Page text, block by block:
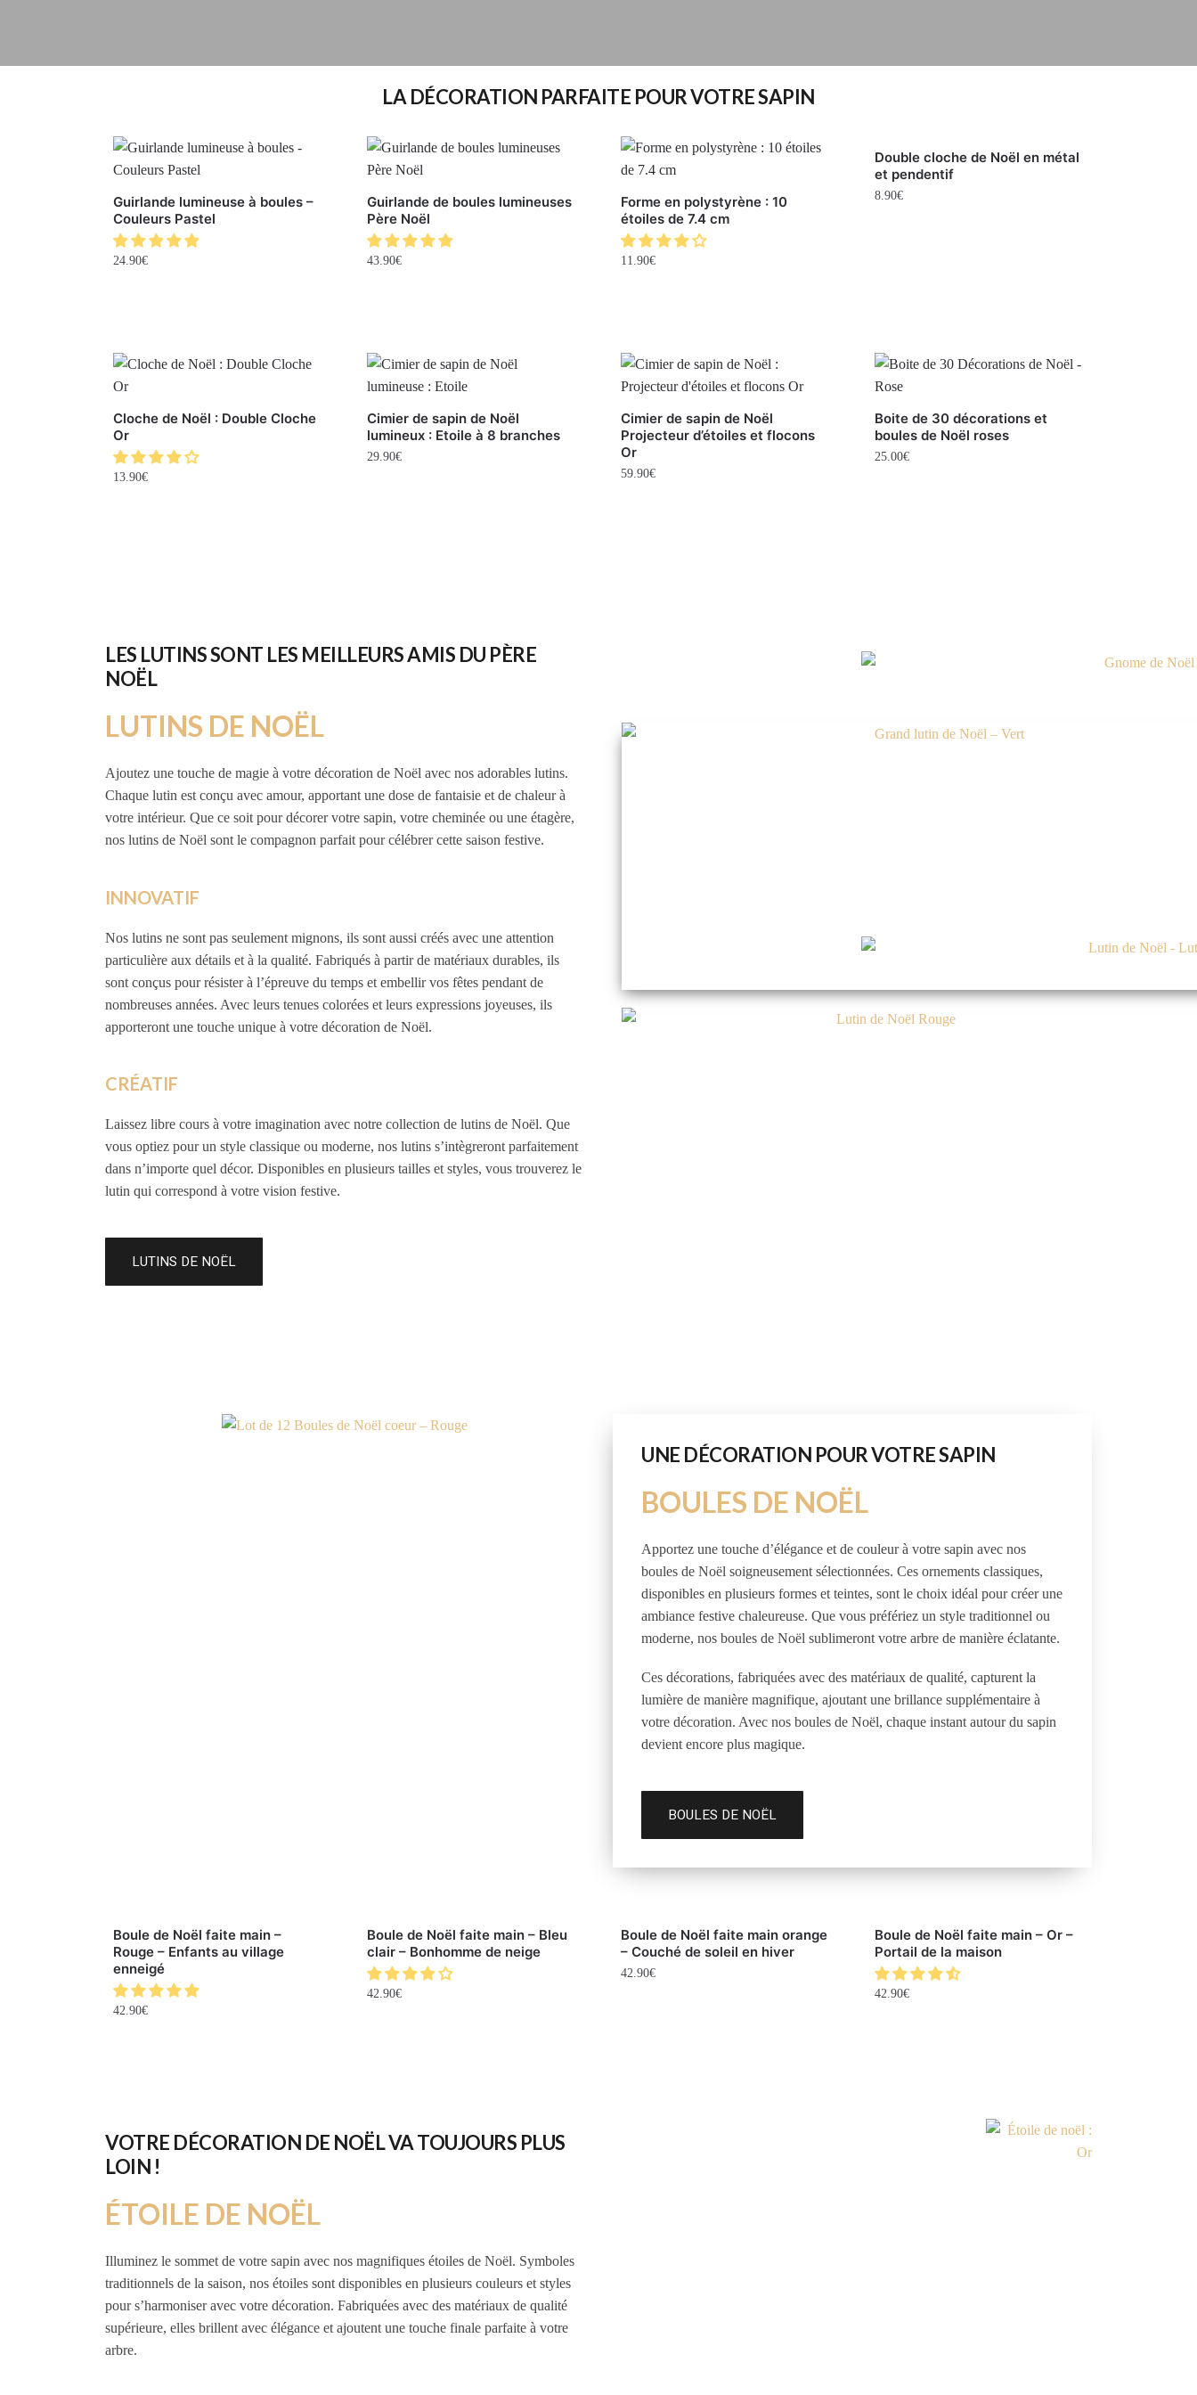
LA DÉCORATION PARFAITE POUR VOTRE SAPIN
Guirlande lumineuse à boules –
Couleurs Pastel
24.90€
Guirlande de boules lumineuses
Père Noël
43.90€
Forme en polystyrène : 10
étoiles de 7.4 cm
11.90€
Double cloche de Noël en métal
et pendentif
8.90€
Cloche de Noël : Double Cloche
Or
13.90€
Cimier de sapin de Noël
lumineux : Etoile à 8 branches
29.90€
Cimier de sapin de Noël
Projecteur d’étoiles et flocons
Or
59.90€
Boite de 30 décorations et
boules de Noël roses
25.00€
LES LUTINS SONT LES MEILLEURS AMIS DU PÈRE
NOËL
LUTINS DE NOËL
Ajoutez une touche de magie à votre décoration de Noël avec nos adorables lutins.
Chaque lutin est conçu avec amour, apportant une dose de fantaisie et de chaleur à
votre intérieur. Que ce soit pour décorer votre sapin, votre cheminée ou une étagère,
nos lutins de Noël sont le compagnon parfait pour célébrer cette saison festive.
INNOVATIF
Nos lutins ne sont pas seulement mignons, ils sont aussi créés avec une attention
particulière aux détails et à la qualité. Fabriqués à partir de matériaux durables, ils
sont conçus pour résister à l’épreuve du temps et embellir vos fêtes pendant de
nombreuses années. Avec leurs tenues colorées et leurs expressions joyeuses, ils
apporteront une touche unique à votre décoration de Noël.
CRÉATIF
Laissez libre cours à votre imagination avec notre collection de lutins de Noël. Que
vous optiez pour un style classique ou moderne, nos lutins s’intègreront parfaitement
dans n’importe quel décor. Disponibles en plusieurs tailles et styles, vous trouverez le
lutin qui correspond à votre vision festive.
LUTINS DE NOËL
UNE DÉCORATION POUR VOTRE SAPIN
BOULES DE NOËL
Apportez une touche d’élégance et de couleur à votre sapin avec nos
boules de Noël soigneusement sélectionnées. Ces ornements classiques,
disponibles en plusieurs formes et teintes, sont le choix idéal pour créer une
ambiance festive chaleureuse. Que vous préfériez un style traditionnel ou
moderne, nos boules de Noël sublimeront votre arbre de manière éclatante.
Ces décorations, fabriquées avec des matériaux de qualité, capturent la
lumière de manière magnifique, ajoutant une brillance supplémentaire à
votre décoration. Avec nos boules de Noël, chaque instant autour du sapin
devient encore plus magique.
BOULES DE NOËL
Boule de Noël faite main –
Rouge – Enfants au village
enneigé
42.90€
Boule de Noël faite main – Bleu
clair – Bonhomme de neige
42.90€
Boule de Noël faite main orange
– Couché de soleil en hiver
42.90€
Boule de Noël faite main – Or –
Portail de la maison
42.90€
VOTRE DÉCORATION DE NOËL VA TOUJOURS PLUS
LOIN !
ÉTOILE DE NOËL
Illuminez le sommet de votre sapin avec nos magnifiques étoiles de Noël. Symboles
traditionnels de la saison, nos étoiles sont disponibles en plusieurs couleurs et styles
pour s’harmoniser avec votre décoration. Fabriquées avec des matériaux de qualité
supérieure, elles brillent avec élégance et ajoutent une touche finale parfaite à votre
arbre.